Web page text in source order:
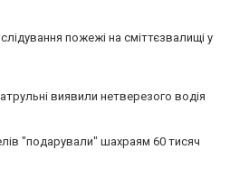
пожежі на сміттєзвалищі у
виявили нетверезого водія
"подарували" шахраям 60 тисяч